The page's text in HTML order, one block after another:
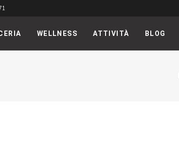
WELLNESS ATTIVITÀ BLOG